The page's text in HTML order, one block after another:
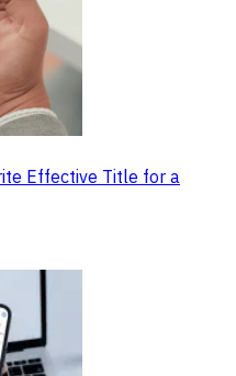
Effective Title for a